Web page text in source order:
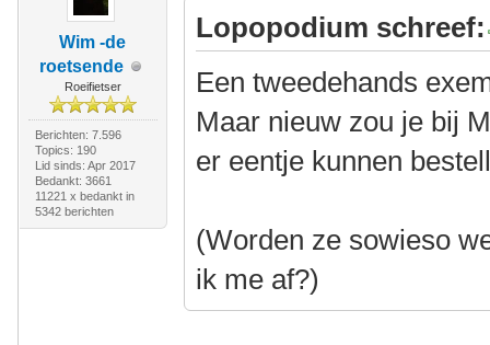
Wim -de
roetsende
Roeifietser
Berichten: 7.596
Topics: 190
Lid sinds: Apr 2017
Bedankt: 3661
11221 x bedankt in
5342 berichten
Lopopodium schreef:
Een tweedehands
Maar nieuw zou je bij
er eentje kunnen
(Worden ze sowieso
ik me af?)